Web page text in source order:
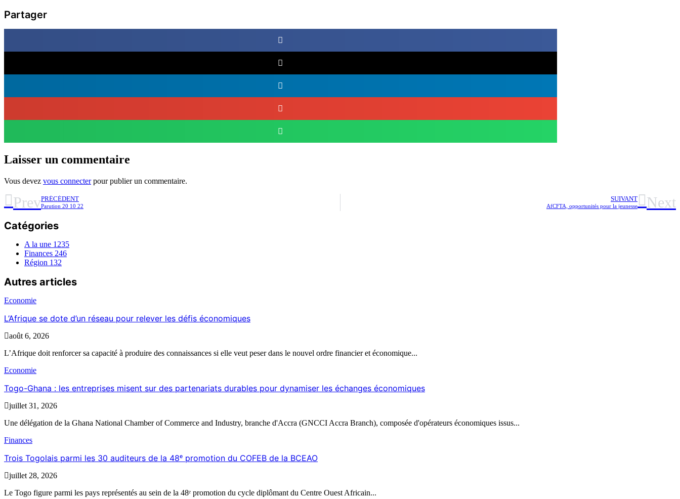
Partager
Laisser un commentaire
Vous devez vous connecterpour publier un commentaire.
PrevPRÉCÉDENT
Parution 20 10 22
SUIVANT
AfCFTA, opportunités pour la jeunesse Next
Catégories
A la une 1235
Finances 246
Région 132
Autres articles
Economie
L’Afrique se dote d’un réseau pour relever les défis économiques
août 6, 2026
L’Afrique doit renforcer sa capacité à produire des connaissances si elle veut peser dans le nouvel ordre financier et économique...
Economie
Togo-Ghana : les entreprises misent sur des partenariats durables pour dynamiser les échanges économiques
juillet 31, 2026
Une délégation de la Ghana National Chamber of Commerce and Industry, branche d'Accra (GNCCI Accra Branch), composée d'opérateurs économiques issus...
Finances
Trois Togolais parmi les 30 auditeurs de la 48ᵉ promotion du COFEB de la BCEAO
juillet 28, 2026
Le Togo figure parmi les pays représentés au sein de la 48ᵉ promotion du cycle diplômant du Centre Ouest Africain...